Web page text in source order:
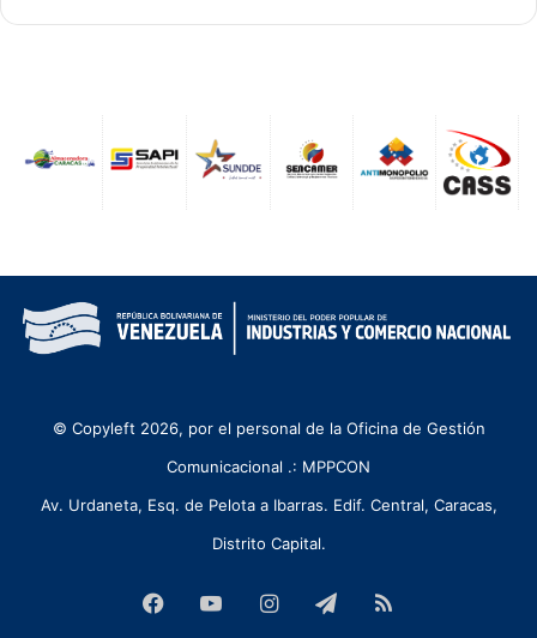
© Copyleft 2026, por el personal de la Oficina de Gestión
Comunicacional .: MPPCON
Av. Urdaneta, Esq. de Pelota a Ibarras. Edif. Central, Caracas,
Distrito Capital.
FacebookYouTubeInstagramTelegram